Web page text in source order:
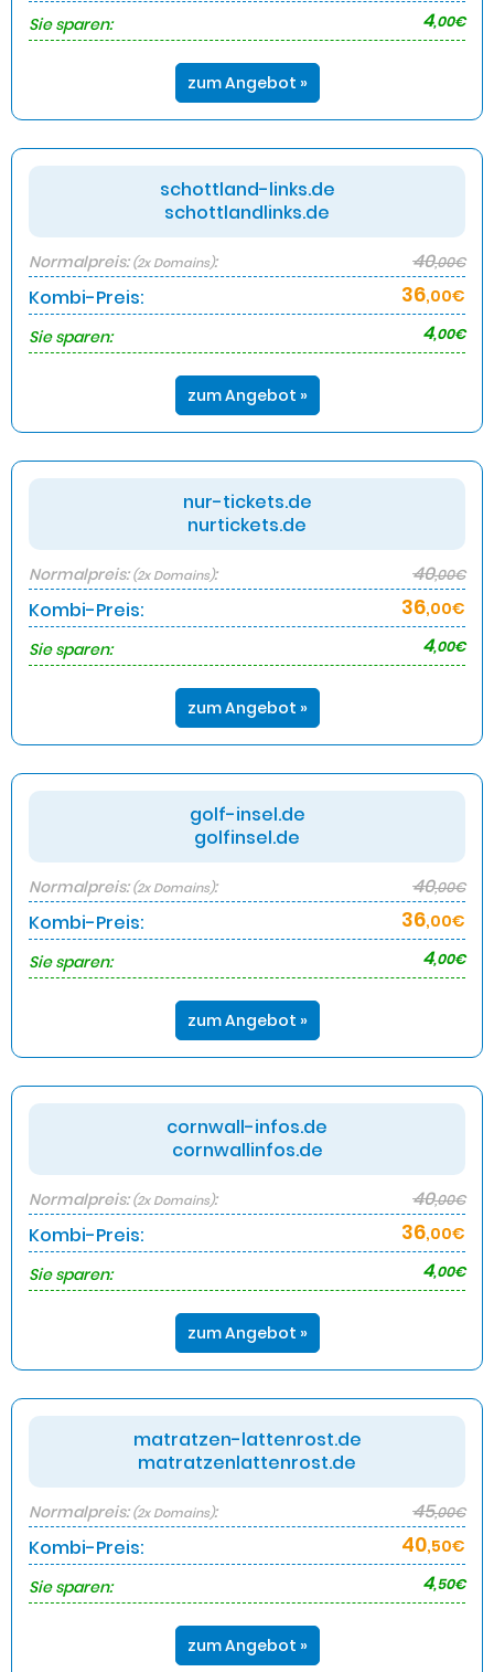
Sie sparen:
4,00€
zum Angebot »
schottland-links.de
schottlandlinks.de
Normalpreis:(2x Domains): 40,00€
Kombi-Preis: 36,00€
Sie sparen:
4,00€
zum Angebot »
nur-tickets.de
nurtickets.de
Normalpreis:(2x Domains): 40,00€
Kombi-Preis: 36,00€
Sie sparen:
4,00€
zum Angebot »
golf-insel.de
golfinsel.de
Normalpreis:(2x Domains): 40,00€
Kombi-Preis: 36,00€
Sie sparen:
4,00€
zum Angebot »
cornwall-infos.de
cornwallinfos.de
Normalpreis:(2x Domains): 40,00€
Kombi-Preis: 36,00€
Sie sparen:
4,00€
zum Angebot »
matratzen-lattenrost.de
matratzenlattenrost.de
Normalpreis:(2x Domains): 45,00€
Kombi-Preis: 40,50€
Sie sparen:
4,50€
zum Angebot »